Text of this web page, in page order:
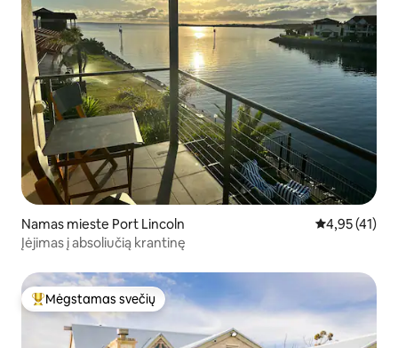
Namas mieste Port Lincoln Vidutinis
4,95 (41)
Įėjimas į absoliučią krantinę
Svečių mėgstamiausias
Mėgstamas svečių